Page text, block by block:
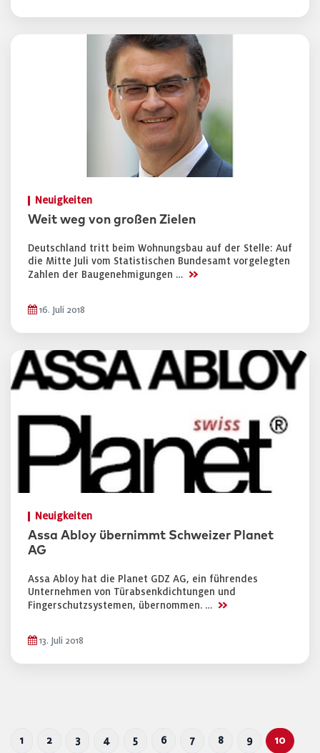
Neuigkeiten
Weit weg von großen Zielen
Deutschland tritt beim Wohnungsbau auf der Stelle: Auf
die Mitte Juli vom Statistischen Bundesamt vorgelegten
Zahlen der Baugenehmigungen … >>
16. Juli 2018
Neuigkeiten
Assa Abloy übernimmt Schweizer Planet
AG
Assa Abloy hat die Planet GDZ AG, ein führendes
Unternehmen von Türabsenkdichtungen und
Fingerschutzsystemen, übernommen. … >>
13. Juli 2018
1 2 3 4 5 6 7 8 9 10